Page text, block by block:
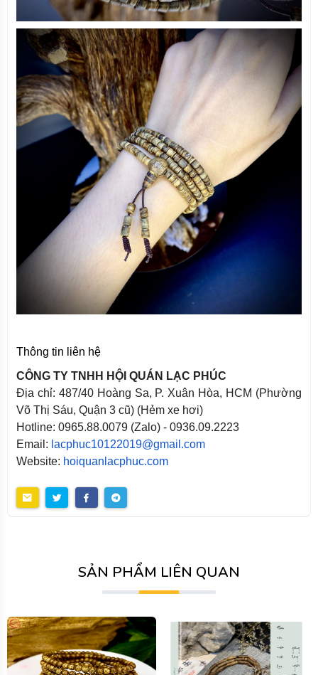
Thông tin liên hệ
CÔNG TY TNHH HỘI QUÁN LẠC PHÚC
Địa chỉ: 487/40 Hoàng Sa, P. Xuân Hòa, HCM (Phường
Võ Thị Sáu, Quận 3 cũ) (Hẻm xe hơi)
Hotline: 0965.88.0079 (Zalo) - 0936.09.2223
Email: lacphuc10122019@gmail.com
Website: hoiquanlacphuc.com
SẢN PHẨM LIÊN QUAN